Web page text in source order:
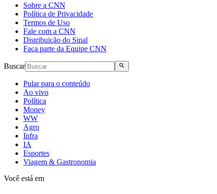
Sobre a CNN
Política de Privacidade
Termos de Uso
Fale com a CNN
Distribuição do Sinal
Faça parte da Equipe CNN
Buscar
Pular para o conteúdo
Ao vivo
Política
Money
WW
Agro
Infra
IA
Esportes
Viagem & Gastronomia
Você está em